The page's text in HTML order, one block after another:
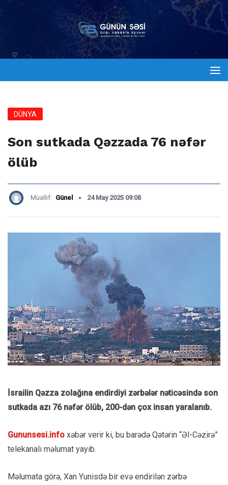
DÜNYA
Son sutkada Qəzzada 76 nəfər
ölüb
Müəllif: Günel 24 May 2025 09:08
İsrailin Qəzza zolağına endirdiyi zərbələr nəticəsində son
sutkada azı 76 nəfər ölüb, 200-dən çox insan yaralanıb.
Gununsesi.info xəbər verir ki, bu barədə Qətərin “Əl-Cəzirə”
telekanalı məlumat yayıb.
Məlumata görə, Xan Yunisdə bir evə endirilən zərbə